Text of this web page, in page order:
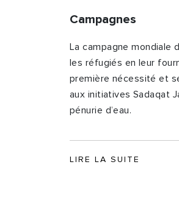
Campagnes
La campagne mondiale
les réfugiés en leur
première nécessité et
aux initiatives Sadaqat
pénurie d’eau.
LIRE LA SUITE